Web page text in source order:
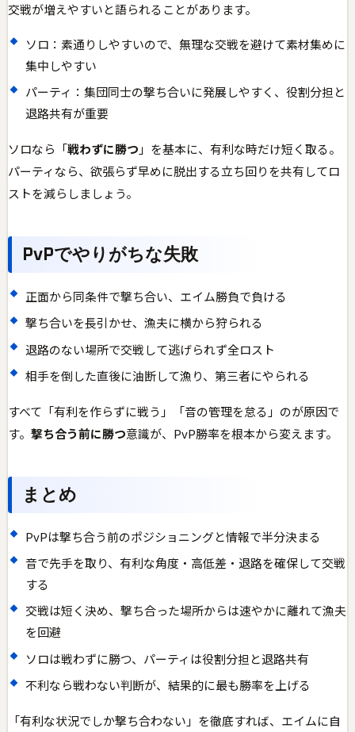
交戦が増えやすいと語られることがあります。
ソロ：素通りしやすいので、無理な交戦を避けて素材集めに
集中しやすい
パーティ：集団同士の撃ち合いに発展しやすく、役割分担と
退路共有が重要
ソロなら「戦わずに勝つ 」を基本に、有利な時だけ短く取る。
パーティなら、欲張らず早めに脱出する立ち回りを共有してロ
ストを減らしましょう。
PvPでやりがちな失敗
正面から同条件で撃ち合い、エイム勝負で負ける
撃ち合いを長引かせ、漁夫に横から狩られる
退路のない場所で交戦して逃げられず全ロスト
相手を倒した直後に油断して漁り、第三者にやられる
すべて「有利を作らずに戦う」「音の管理を怠る」のが原因で
す。 撃ち合う前に勝つ意識が、PvP勝率を根本から変えます。
まとめ
PvPは撃ち合う前のポジショニングと情報で半分決まる
音で先手を取り、有利な角度・高低差・退路を確保して交戦
する
交戦は短く決め、撃ち合った場所からは速やかに離れて漁夫
を回避
ソロは戦わずに勝つ、パーティは役割分担と退路共有
不利なら戦わない判断が、結果的に最も勝率を上げる
「有利な状況でしか撃ち合わない」を徹底すれば、エイムに自